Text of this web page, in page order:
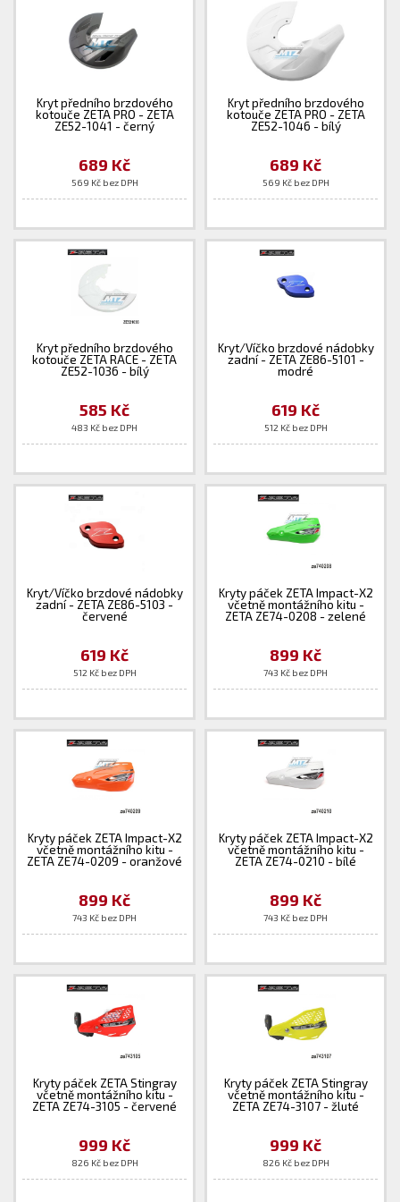
Kryt předního brzdového
kotouče ZETA PRO - ZETA
ZE52-1041 - černý
689 Kč
569 Kč bez DPH
Kryt předního brzdového
kotouče ZETA PRO - ZETA
ZE52-1046 - bílý
689 Kč
569 Kč bez DPH
Kryt předního brzdového
kotouče ZETA RACE - ZETA
ZE52-1036 - bílý
585 Kč
483 Kč bez DPH
Kryt/Víčko brzdové nádobky
zadní - ZETA ZE86-5101 -
modré
619 Kč
512 Kč bez DPH
Kryt/Víčko brzdové nádobky
zadní - ZETA ZE86-5103 -
červené
619 Kč
512 Kč bez DPH
Kryty páček ZETA Impact-X2
včetně montážního kitu -
ZETA ZE74-0208 - zelené
899 Kč
743 Kč bez DPH
Kryty páček ZETA Impact-X2
včetně montážního kitu -
ZETA ZE74-0209 - oranžové
899 Kč
743 Kč bez DPH
Kryty páček ZETA Impact-X2
včetně montážního kitu -
ZETA ZE74-0210 - bílé
899 Kč
743 Kč bez DPH
Kryty páček ZETA Stingray
včetně montážního kitu -
ZETA ZE74-3105 - červené
999 Kč
826 Kč bez DPH
Kryty páček ZETA Stingray
včetně montážního kitu -
ZETA ZE74-3107 - žluté
999 Kč
826 Kč bez DPH